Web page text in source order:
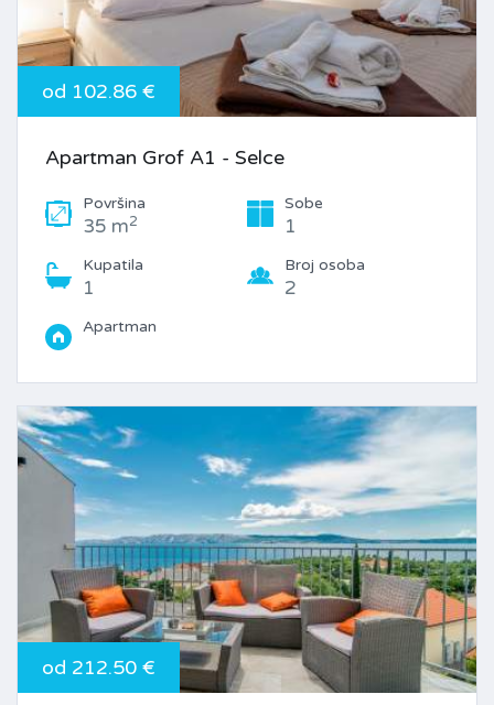
od 102.86 €
Apartman Grof A1 - Selce
Površina
35 m2
Sobe
1
Kupatila
1
Broj osoba
2
Apartman
od 212.50 €